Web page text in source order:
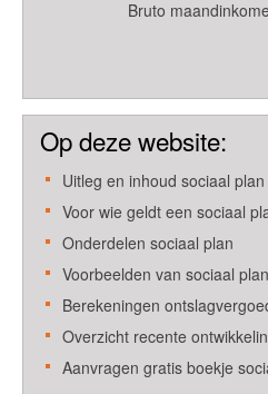
Bruto
Op deze website:
Uitleg en inhoud sociaal plan
Voor wie geldt een sociaal
Onderdelen sociaal plan
Voorbeelden van sociaal plan
Berekeningen
Overzicht recente
Aanvragen gratis boekje